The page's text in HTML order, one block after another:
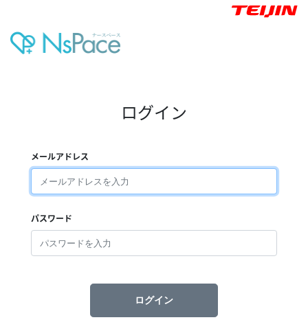
ログイン
メールアドレス
パスワード
ログイン